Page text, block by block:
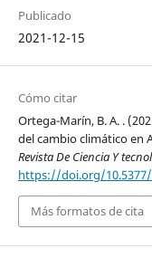
Publicado
2021-12-15
Cómo citar
Ortega-Marín, B. A. .
del cambio climático en
Revista De Ciencia Y
https://doi.org/10.5377/
Más formatos de cita